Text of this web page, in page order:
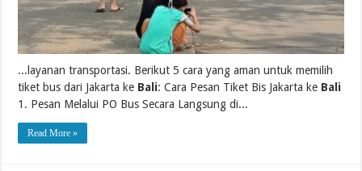
...layanan transportasi. Berikut 5 cara yang aman untuk memilih
tiket bus dari Jakarta ke Bali: Cara Pesan Tiket Bis Jakarta ke Bali
1. Pesan Melalui PO Bus Secara Langsung di...
Read More »